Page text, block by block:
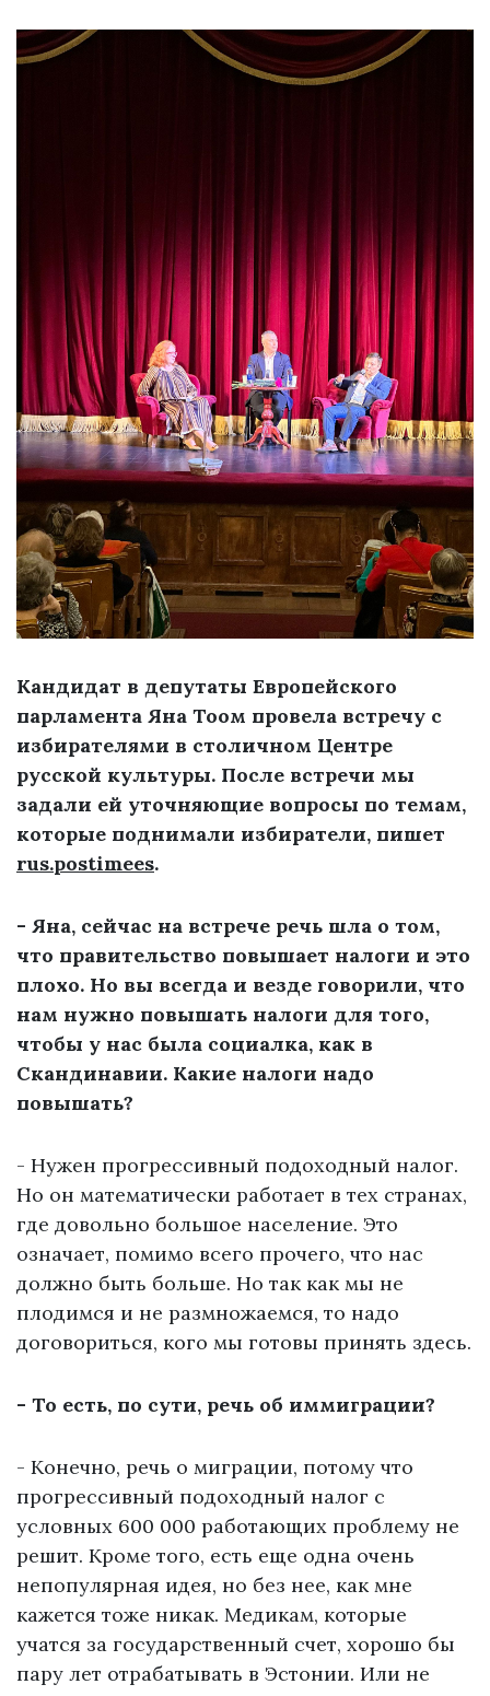
Кандидат в депутаты Европейского
парламента Яна Тоом провела встречу с
избирателями в столичном Центре
русской культуры. После встречи мы
задали ей уточняющие вопросы по темам,
которые поднимали избиратели, пишет
rus.postimees.
- Яна, сейчас на встрече речь шла о том,
что правительство повышает налоги и это
плохо. Но вы всегда и везде говорили, что
нам нужно повышать налоги для того,
чтобы у нас была социалка, как в
Скандинавии. Какие налоги надо
повышать?
- Нужен прогрессивный подоходный налог.
Но он математически работает в тех странах,
где довольно большое население. Это
означает, помимо всего прочего, что нас
должно быть больше. Но так как мы не
плодимся и не размножаемся, то надо
договориться, кого мы готовы принять здесь.
- То есть, по сути, речь об иммиграции?
- Конечно, речь о миграции, потому что
прогрессивный подоходный налог с
условных 600 000 работающих проблему не
решит. Кроме того, есть еще одна очень
непопулярная идея, но без нее, как мне
кажется тоже никак. Медикам, которые
учатся за государственный счет, хорошо бы
пару лет отрабатывать в Эстонии. Или не